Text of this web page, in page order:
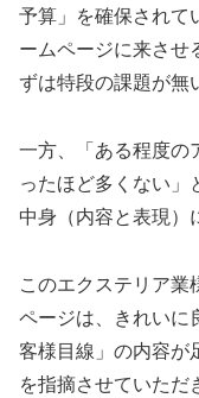
予算」を確保されて
ームページに来させ
ずは特段の課題が無
一方、「ある程度の
ったほど多くない
中身（内容と表現）
このエクステリア
ページは、きれいに
客様目線」の内容が
を指摘させていただ